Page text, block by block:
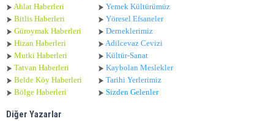
Ahlat Haberleri
Bitlis Haberleri
Güroymak Haberleri
Hizan Haberleri
Mutki Haberleri
Tatvan Haberleri
Belde Köy Haberleri
Bölge Haberleri
Yemek Kültürümüz
Yöresel Efsaneler
Derneklerimiz
Adilcevaz Cevizi
Kültür-Sanat
Kaybolan Meslekler
Tarihi Yerlerimiz
Sizden Gelenler
Diğer Yazarlar